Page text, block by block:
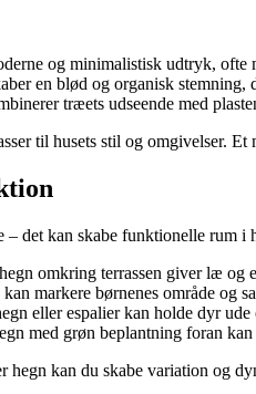
og minimalistisk udtryk,
en blød og organisk stemning,
træets udseende med
til husets stil og omgivelser.
– det kan skabe funktionelle rum i
omkring terrassen giver læ og
markere børnenes område og
eller espalier kan holde dyr
med grøn beplantning foran
hegn kan du skabe variation og